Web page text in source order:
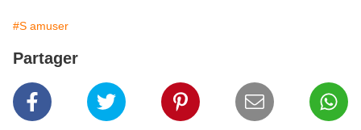
#S amuser
Partager